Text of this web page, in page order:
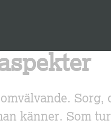
Sorg,
känner. Som